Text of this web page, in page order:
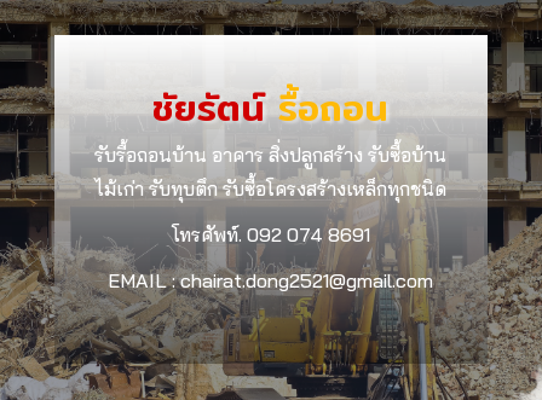
ชัยรัตน์รื้อถอน
รับรื้อถอนบ้าน อาคาร สิ่งปลูกสร้าง รับซื้อบ้าน
ไม้เก่า รับทุบตึก รับซื้อโครงสร้างเหล็กทุกชนิด
โทรศัพท์. 092 074 8691
EMAIL : chairat.dong2521@gmail.com